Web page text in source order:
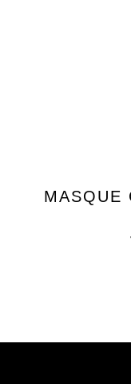
MASQUE